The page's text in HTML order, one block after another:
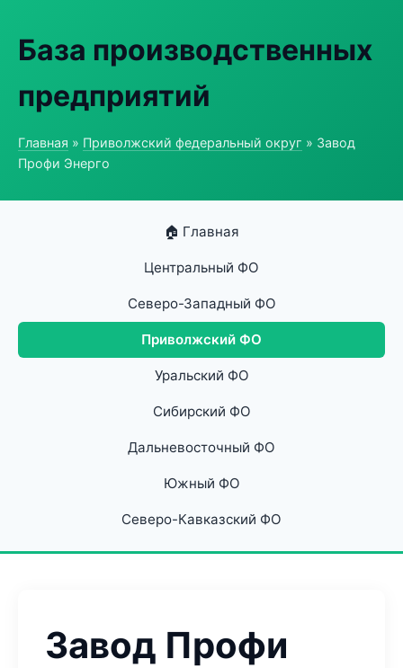
База производственных
предприятий
Главная » Приволжский федеральный округ » Завод
Профи Энерго
🏠 Главная
Центральный ФО
Северо-Западный ФО
Приволжский ФО
Уральский ФО
Сибирский ФО
Дальневосточный ФО
Южный ФО
Северо-Кавказский ФО
Завод Профи